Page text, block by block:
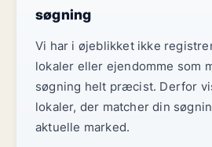
søgning
Vi har i øjeblikket ikke
lokaler eller ejendomme som
søgning helt præcist. Derfor
lokaler, der matcher din
aktuelle marked.